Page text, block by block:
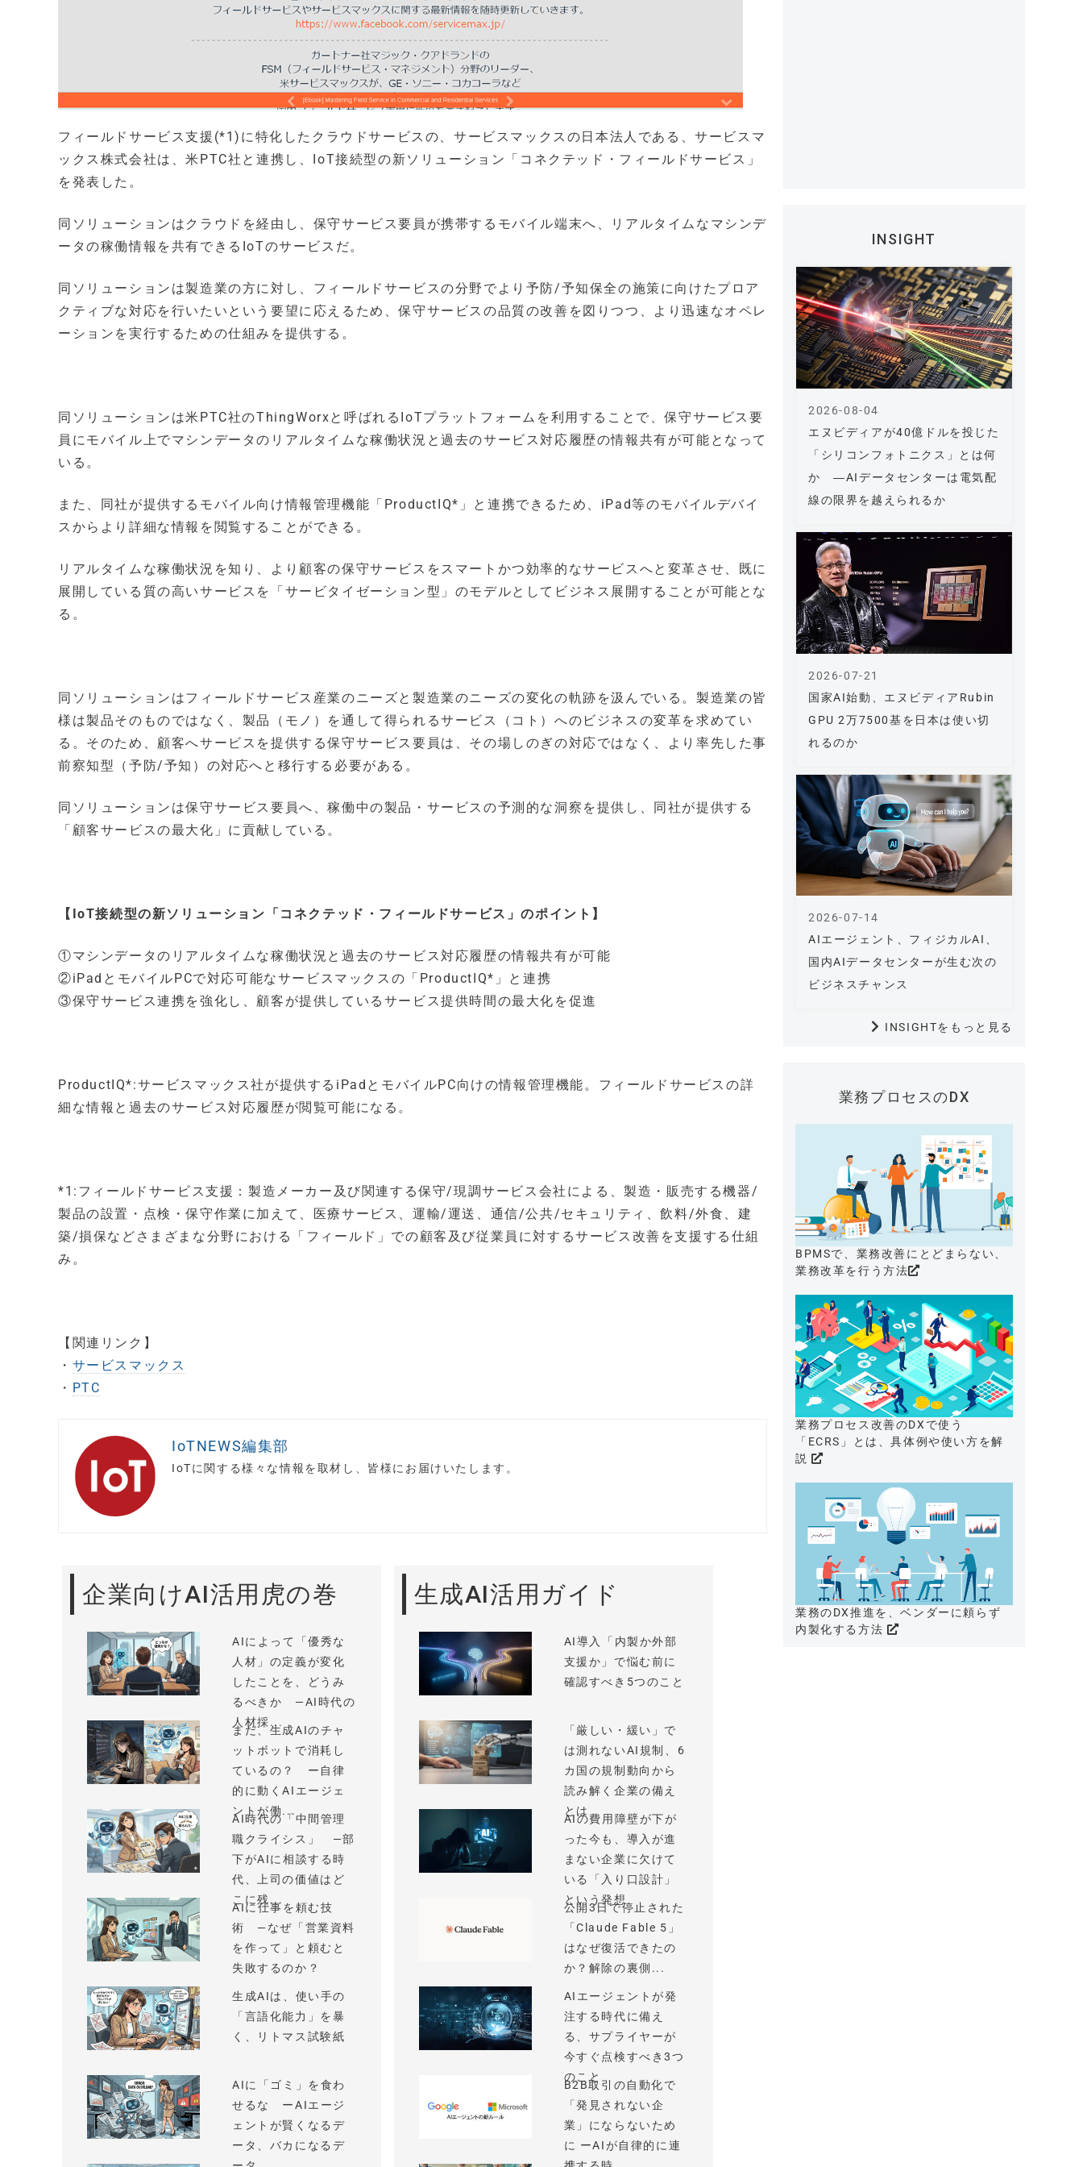
フィールドサービス支援(*1)に特化したクラウドサービスの、サービスマックスの日本法人である、サービスマ
ックス株式会社は、米PTC社と連携し、IoT接続型の新ソリューション「コネクテッド・フィールドサービス」
を発表した。
同ソリューションはクラウドを経由し、保守サービス要員が携帯するモバイル端末へ、リアルタイムなマシンデ
ータの稼働情報を共有できるIoTのサービスだ。
同ソリューションは製造業の方に対し、フィールドサービスの分野でより予防/予知保全の施策に向けたプロア
クティブな対応を行いたいという要望に応えるため、保守サービスの品質の改善を図りつつ、より迅速なオペレ
ーションを実行するための仕組みを提供する。
同ソリューションは米PTC社のThingWorxと呼ばれるIoTプラットフォームを利用することで、保守サービス要
員にモバイル上でマシンデータのリアルタイムな稼働状況と過去のサービス対応履歴の情報共有が可能となって
いる。
また、同社が提供するモバイル向け情報管理機能「ProductIQ*」と連携できるため、iPad等のモバイルデバイ
スからより詳細な情報を閲覧することができる。
リアルタイムな稼働状況を知り、より顧客の保守サービスをスマートかつ効率的なサービスへと変革させ、既に
展開している質の高いサービスを「サービタイゼーション型」のモデルとしてビジネス展開することが可能とな
る。
同ソリューションはフィールドサービス産業のニーズと製造業のニーズの変化の軌跡を汲んでいる。製造業の皆
様は製品そのものではなく、製品（モノ）を通して得られるサービス（コト）へのビジネスの変革を求めてい
る。そのため、顧客へサービスを提供する保守サービス要員は、その場しのぎの対応ではなく、より率先した事
前察知型（予防/予知）の対応へと移行する必要がある。
同ソリューションは保守サービス要員へ、稼働中の製品・サービスの予測的な洞察を提供し、同社が提供する
「顧客サービスの最大化」に貢献している。
【IoT接続型の新ソリューション「コネクテッド・フィールドサービス」のポイント】
①マシンデータのリアルタイムな稼働状況と過去のサービス対応履歴の情報共有が可能
②iPadとモバイルPCで対応可能なサービスマックスの「ProductIQ*」と連携
③保守サービス連携を強化し、顧客が提供しているサービス提供時間の最大化を促進
ProductIQ*:サービスマックス社が提供するiPadとモバイルPC向けの情報管理機能。フィールドサービスの詳
細な情報と過去のサービス対応履歴が閲覧可能になる。
*1:フィールドサービス支援：製造メーカー及び関連する保守/現調サービス会社による、製造・販売する機器/
製品の設置・点検・保守作業に加えて、医療サービス、運輸/運送、通信/公共/セキュリティ、飲料/外食、建
築/損保などさまざまな分野における「フィールド」での顧客及び従業員に対するサービス改善を支援する仕組
み。
【関連リンク】
・ サービスマックス
・ PTC
IoTNEWS編集部
IoTに関する様々な情報を取材し、皆様にお届けいたします。
企業向けAI活用虎の巻
AIによって「優秀な
人材」の定義が変化
したことを、どうみ
るべきか —AI時代の
人材採...
まだ、生成AIのチャ
ットボットで消耗し
ているの？ ー自律
的に動くAIエージェ
ントが働...
AI時代の「中間管理
職クライシス」 —部
下がAIに相談する時
代、上司の価値はど
こに残...
AIに仕事を頼む技
術 —なぜ「営業資料
を作って」と頼むと
失敗するのか？
生成AIは、使い手の
「言語化能力」を暴
く、リトマス試験紙
AIに「ゴミ」を食わ
せるな ーAIエージ
ェントが賢くなるデ
ータ、バカになるデ
生成AI活用ガイド
AI導入「内製か外部
支援か」で悩む前に
確認すべき5つのこと
「厳しい・緩い」で
は測れないAI規制、6
カ国の規制動向から
読み解く企業の備え
とは
AIの費用障壁が下が
った今も、導入が進
まない企業に欠けて
いる「入り口設計」
という発想
公開3日で停止された
「Claude Fable 5」
はなぜ復活できたの
か？解除の裏側...
AIエージェントが発
注する時代に備え
る、サプライヤーが
今すぐ点検すべき3つ
のこと
B2B取引の自動化で
「発見されない企
業」にならないため
に ーAIが自律的に連
INSIGHT
エヌビディアが40億ドルを投じた
「シリコンフォトニクス」とは何
か ―AIデータセンターは電気配
線の限界を越えられるか
2026-08-04
国家AI始動、エヌビディアRubin
GPU 2万7500基を日本は使い切
れるのか
2026-07-21
AIエージェント、フィジカルAI、
国内AIデータセンターが生む次の
ビジネスチャンス
2026-07-14
INSIGHTをもっと見る
業務プロセスのDX
BPMSで、業務改善にとどまらない、
業務改革を行う方法
業務プロセス改善のDXで使う
「ECRS」とは、具体例や使い方を解
説
業務のDX推進を、ベンダーに頼らず
内製化する方法